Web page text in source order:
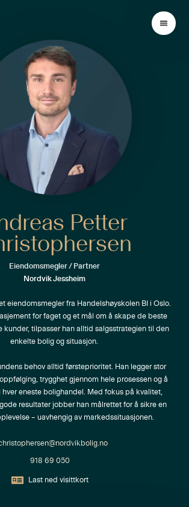
Petter
Eiendomsmegler / Partner
Nordvik Jessheim
eiendomsmegler fra Handelshøyskolen BI i Oslo.
for faget og et mål om å skape de beste
kunder, tilpasser han alltid salgsstrategien til den
enkelte bolig og situasjon.
behov alltid førsteprioritet. Han legger stor
trygghet gjennom hele prosessen og å
hver eneste bolighandel. Med fokus på kvalitet,
resultater jobber han målrettet for å sikre en
– uavhengig av markedssituasjonen.
918 69 050
Last ned visittkort